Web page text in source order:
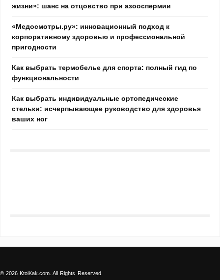
жизни»: шанс на отцовство при азооспермии
«Медосмотры.ру»: инновационный подход к
корпоративному здоровью и профессиональной
пригодности
Как выбрать термобелье для спорта: полный гид по
функциональности
Как выбрать индивидуальные ортопедические
стельки: исчерпывающее руководство для здоровья
ваших ног
© 2026 KtoiKak.com. All Rights Reserved.